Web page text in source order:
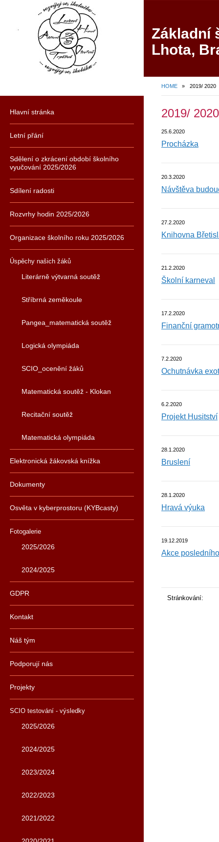
Základní
Lhota,
HOME » 2019/ 2020
Hlavní stránka
Letní přání
Sdělení o zkrácení období školního
vyučování 2025/2026
Sdílení radosti
Rozvrhy hodin 2025/2026
Organizace školního roku 2025/2026
Úspěchy našich žáků
Literárně výtvarná soutěž
Stříbrná zeměkoule
Pangea_matematická soutěž
Logická olympiáda
SCIO_ocenění žáků
Matematická soutěž - Klokan
Recitační soutěž
Matematická olympiáda
Elektronická žákovská knížka
Dokumenty
Osvěta v kyberprostoru (KYBcasty)
Fotogalerie
2025/2026
2024/2025
GDPR
Kontakt
Náš tým
Podporují nás
Projekty
SCIO testování - výsledky
2025/2026
2024/2025
2023/2024
2022/2023
2021/2022
2019/ 2020
25.6.2020
Procházka
20.3.2020
Návštěva
27.2.2020
Knihovna
21.2.2020
Školní karneval
17.2.2020
Finanční
7.2.2020
Ochutnávka
6.2.2020
Projekt Husitství
28.1.2020
Bruslení
28.1.2020
Hravá výuka
19.12.2019
Akce
Stránkování: